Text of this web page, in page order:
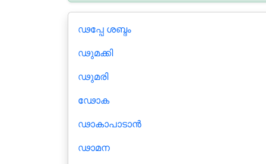
ഢപ്പേ ശബ്ദം
ഢുമക്കി
ഢുമരി
ഢോക
ഢാകാപാടാന്‍
ഢാമന